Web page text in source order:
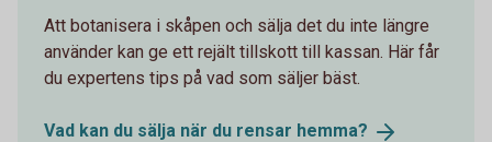
Att botanisera i skåpen och sälja det du inte längre
använder kan ge ett rejält tillskott till kassan. Här får
du expertens tips på vad som säljer bäst.
Vad kan du sälja när du rensar hemma?